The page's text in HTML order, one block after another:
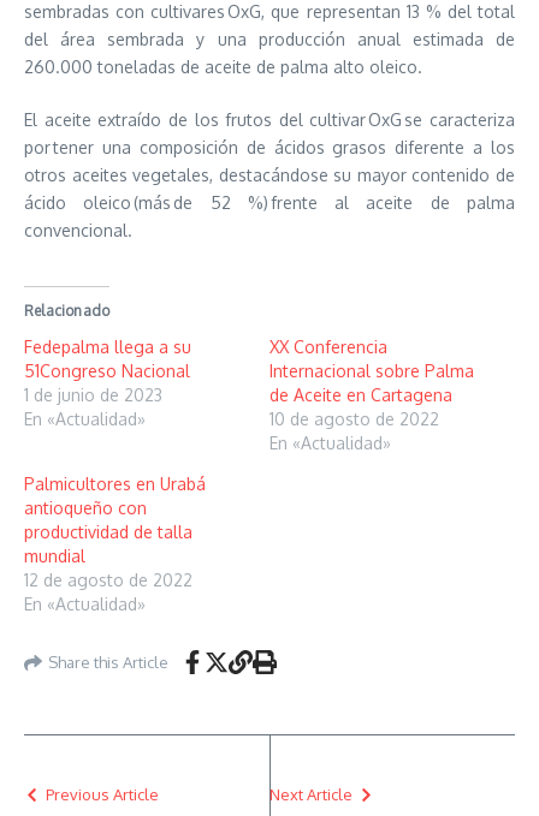
sembradas con cultivares OxG, que representan 13 % del total
del área sembrada y una producción anual estimada de
260.000 toneladas de aceite de palma alto oleico.
El aceite extraído de los frutos del cultivar OxG se caracteriza
por tener una composición de ácidos grasos diferente a los
otros aceites vegetales, destacándose su mayor contenido de
ácido oleico (más de 52 %) frente al aceite de palma
convencional.
Relacionado
Fedepalma llega a su
51Congreso Nacional
1 de junio de 2023
En «Actualidad»
XX Conferencia
Internacional sobre Palma
de Aceite en Cartagena
10 de agosto de 2022
En «Actualidad»
Palmicultores en Urabá
antioqueño con
productividad de talla
mundial
12 de agosto de 2022
En «Actualidad»
Share this Article
Previous Article Next Article